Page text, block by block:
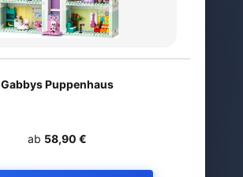
Gabbys Puppenhaus
ab 58,90 €